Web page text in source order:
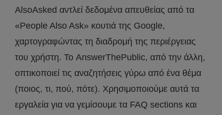
AlsoAsked αντλεί δεδομένα απευθείας από τα
«People Also Ask» κουτιά της Google,
χαρτογραφώντας τη διαδρομή της περιέργειας
του χρήστη. Το AnswerThePublic, από την άλλη,
οπτικοποιεί τις αναζητήσεις γύρω από ένα θέμα
(ποιος, τι, πού, πότε). Χρησιμοποιούμε αυτά τα
εργαλεία για να γεμίσουμε τα FAQ sections και